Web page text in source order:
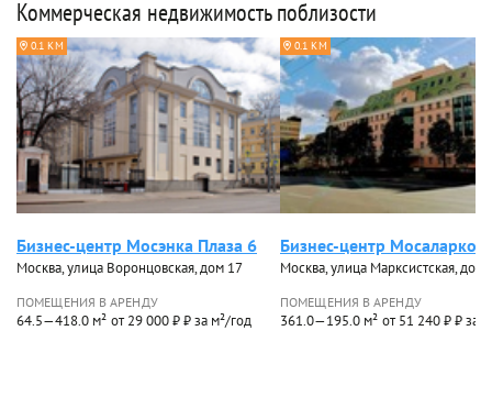
Коммерческая недвижимость поблизости
0.1 КМ
Бизнес-центр Мосэнка Плаза 6
Москва, улица Воронцовская, дом 17
ПОМЕЩЕНИЯ В АРЕНДУ
64.5—418.0 м² от 29 000 ₽ ₽ за м²/год
0.1 КМ
Бизнес-центр Мосаларко
Москва, улица Марксистская, дом
ПОМЕЩЕНИЯ В АРЕНДУ
361.0—195.0 м² от 51 240 ₽ ₽ за